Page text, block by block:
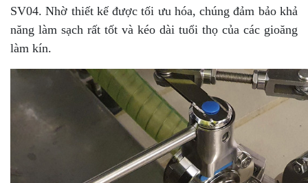
SV04. Nhờ thiết kế được tối ưu hóa, chúng đảm bảo khả
năng làm sạch rất tốt và kéo dài tuổi thọ của các gioăng
làm kín.